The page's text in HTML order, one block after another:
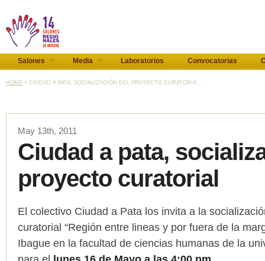
Salones Media Laboratorios Convocatorias
HOME » CIUDAD A PATA, SOCIALIZACIÓN DEL PROYECTO CURATORIA...
May 13th, 2011
Ciudad a pata,
proyecto curatorial
El colectivo Ciudad a Pata los invita a la
curatorial “Región entre lineas y por fuera de la
Ibague en la facultad de ciencias humanas de la